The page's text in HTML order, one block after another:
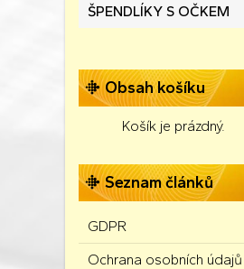
ŠPENDLÍKY S OČKEM
Obsah košíku
Košík je prázdný.
Seznam článků
GDPR
Ochrana osobních údajů